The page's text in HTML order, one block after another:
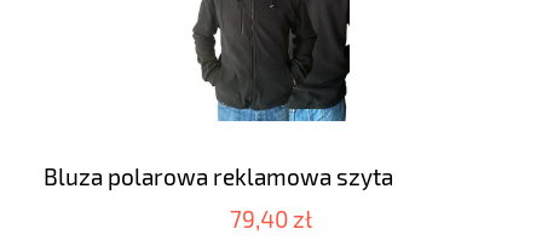
Bluza polarowa reklamowa szyta
79,40 zł